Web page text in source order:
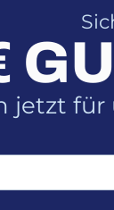
€
jetzt für